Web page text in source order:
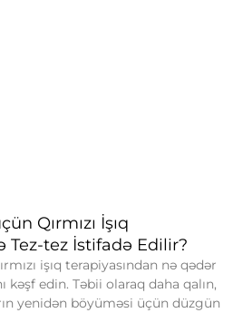
Qırmızı İşıq
Tez-tez İstifadə Edilir?
işıq terapiyasından nə qədər
kəşf edin. Təbii olaraq daha qalın,
yenidən böyüməsi üçün düzgün